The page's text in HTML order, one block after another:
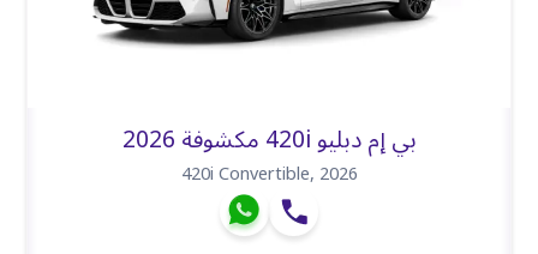
بي إم دبليو 420i مكشوفة 2026
420i Convertible,2026